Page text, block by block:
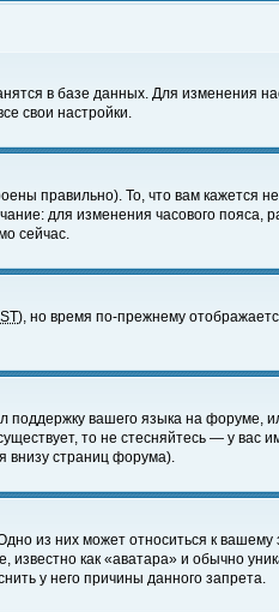
в базе данных. Для изменения
свои настройки.
правильно). То, что вам
для изменения часового
сейчас.
), но время по-прежнему
поддержку вашего языка на
то не стесняйтесь — у
внизу страниц форума).
из них может относиться к
как «аватара» и обычно
у него причины данного запрета.